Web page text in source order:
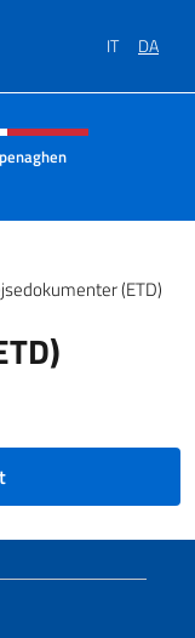
IT DA
(ETD)